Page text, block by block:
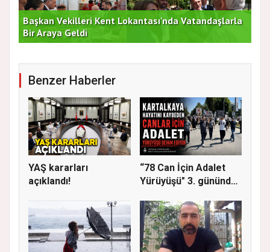
Başkan Vekilleri Kent Lokantası'nda Vatandaşlarla
Bir Araya Geldi
Benzer Haberler
YAŞ kararları
açıklandı!
“78 Can İçin Adalet
Yürüyüşü" 3. gününde